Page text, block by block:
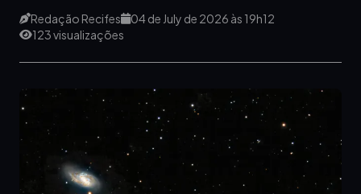
Redação Recifes
04 de July de 2026 às 19h12
123 visualizações